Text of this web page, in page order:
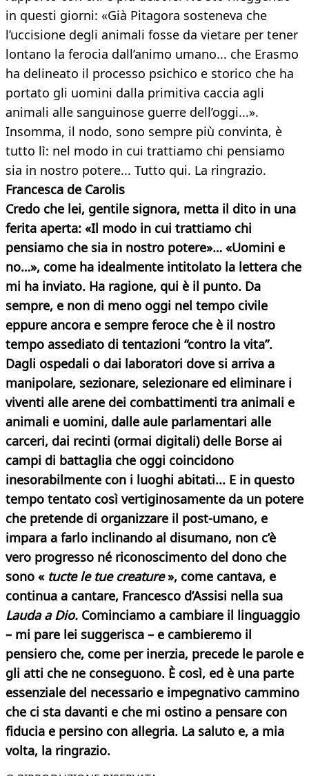
in questi giorni: «Già Pitagora sosteneva che
l’uccisione degli animali fosse da vietare per tener
lontano la ferocia dall’animo umano... che Erasmo
ha delineato il processo psichico e storico che ha
portato gli uomini dalla primitiva caccia agli
animali alle sanguinose guerre dell’oggi...».
Insomma, il nodo, sono sempre più convinta, è
tutto lì: nel modo in cui trattiamo chi pensiamo
sia in nostro potere... Tutto qui. La ringrazio.
Francesca de Carolis
Credo che lei, gentile signora, metta il dito in una
ferita aperta: «Il modo in cui trattiamo chi
pensiamo che sia in nostro potere»… «Uomini e
no…», come ha idealmente intitolato la lettera che
mi ha inviato. Ha ragione, qui è il punto. Da
sempre, e non di meno oggi nel tempo civile
eppure ancora e sempre feroce che è il nostro
tempo assediato di tentazioni “contro la vita”.
Dagli ospedali o dai laboratori dove si arriva a
manipolare, sezionare, selezionare ed eliminare i
viventi alle arene dei combattimenti tra animali e
animali e uomini, dalle aule parlamentari alle
carceri, dai recinti (ormai digitali) delle Borse ai
campi di battaglia che oggi coincidono
inesorabilmente con i luoghi abitati... E in questo
tempo tentato così vertiginosamente da un potere
che pretende di organizzare il post-umano, e
impara a farlo inclinando al disumano, non c’è
vero progresso né riconoscimento del dono che
sono « tucte le tue creature », come cantava, e
continua a cantare, Francesco d’Assisi nella sua
Lauda a Dio. Cominciamo a cambiare il linguaggio
– mi pare lei suggerisca – e cambieremo il
pensiero che, come per inerzia, precede le parole e
gli atti che ne conseguono. È così, ed è una parte
essenziale del necessario e impegnativo cammino
che ci sta davanti e che mi ostino a pensare con
fiducia e persino con allegria. La saluto e, a mia
volta, la ringrazio.